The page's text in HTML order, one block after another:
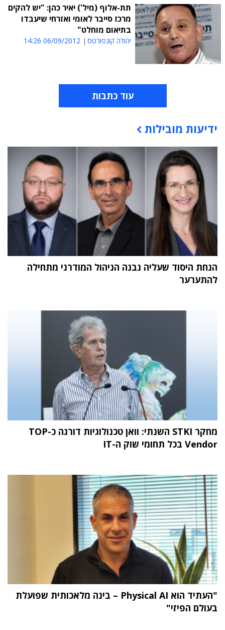
תת-אלוף (מיל') יאיר כהן: "יש להקים
מרכז סייבר לאומי ואזרחי שיעבדו
בתיאום מוחלט"
יהודה קונפורטס 06/09/2012 14:26
עוד כתבות
תוכן פרסומי
ידיעות מובילות
הנחת היסוד שעליה נבנה הניהול המודרני מתחילה
להתערער
מחקר STKI השנתי: וואן טכנולוגיות דורגה כ-TOP
Vendor בכל תחומי שוק ה-IT
"העתיד הוא Physical AI – בינה מלאכותית שפועלת
בעולם הפיזי"